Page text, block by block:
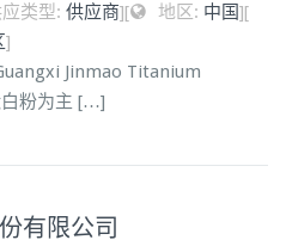
类型: 供应商][ 地区: 中国][
]
Jinmao Titanium
粉为主 […]
有限公司